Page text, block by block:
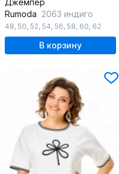
Джемпер
Rumoda 2063 индиго
48, 50, 52, 54, 56, 58, 60, 62
В корзину